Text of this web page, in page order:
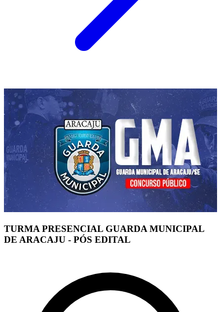
TURMA PRESENCIAL GUARDA MUNICIPAL
DE ARACAJU - PÓS EDITAL